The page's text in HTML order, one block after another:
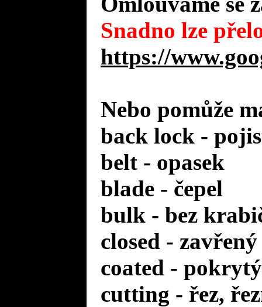
Snadno lze
https://
Nebo pomůže
back lock -
belt - opasek
blade - čepel
bulk - bez
closed - zavřený
coated -
cutting - řez,